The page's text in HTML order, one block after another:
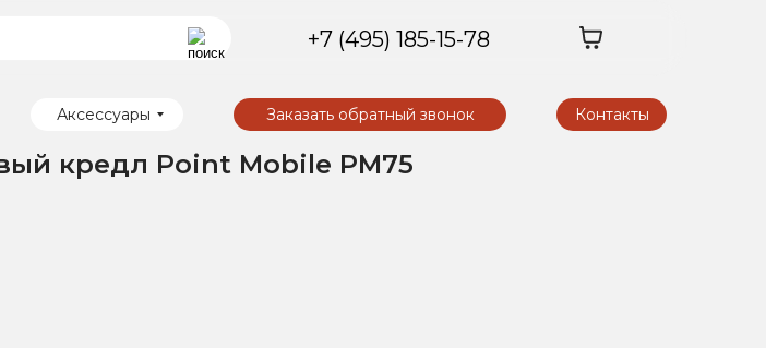
Аксессуары Заказать обратный звонок Контакты
+7 (495) 185-15-78
кредл Point Mobile PM75